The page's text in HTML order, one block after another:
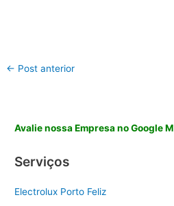
← Post anterior
Avalie nossa Empresa no Google
Serviços
Electrolux Porto Feliz